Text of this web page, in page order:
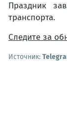
Праздник
транспорта.
Следите за
Источник: